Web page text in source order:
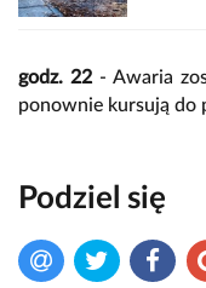
godz. 22 - Awaria
ponownie kursują do
Podziel się